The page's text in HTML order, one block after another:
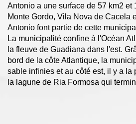
Antonio a une surface de 57 km2 et
Monte Gordo, Vila Nova de Cacela
Antonio font partie de cette
La municipalité confine à l'Océan
la fleuve de Guadiana dans l'est.
bord de la côte Atlantique, la
sable infinies et au côté est, il y a la
la lagune de Ria Formosa qui